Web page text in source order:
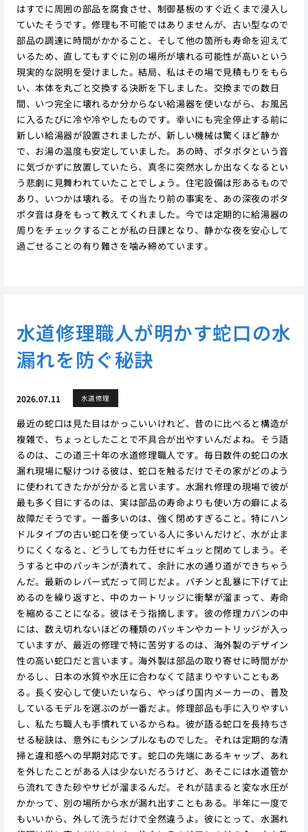
はすでに周囲の部品を腐食させ、制御基板のすぐ近くまで浸入し
ていたそうです。修理も不可能ではありませんが、古い型なので
部品の調達に時間がかかること、そして他の箇所も寿命を迎えて
いるため、直してもすぐに別の場所が壊れる可能性が高いという
現実的な説明を受けました。結局、私はその場で見積もりをもら
い、本体を丸ごと交換する決断を下しました。交換までの数日
間、いつ完全に壊れるか分からない給湯器を使いながら、お風呂
に入るたびに冷や冷やしたものです。幸いにも完全停止する前に
新しい給湯器が設置されましたが、新しい機械は驚くほど静か
で、お湯の温度も安定していました。あの時、ポタポタという音
に気づかずに放置していたら、真冬に突然水しか出なくなるとい
う悲劇に見舞われていたことでしょう。住宅設備は形あるもので
あり、いつかは壊れる。その当たり前の事実を、あの深夜のポタ
ポタ音は身をもって教えてくれました。今では定期的に給湯器の
周りをチェックすることが私の日課となり、静かな夜を安心して
過ごせることの有り難さを噛み締めています。
水道修理職人が明かす蛇口の水
漏れを防ぐ秘訣
2026.07.11 水道修理
最近の蛇口は見た目はかっこいいけれど、昔のに比べると構造が
複雑で、ちょっとしたことで不具合が出やすいんだよね。そう語
るのは、この道三十年の水道修理職人です。毎日数件の蛇口の水
漏れ現場に駆けつける彼は、蛇口を触るだけでその家がどのよう
に使われてきたかが分かると言います。水漏れ修理の現場で彼が
最も多く目にするのは、実は部品の寿命よりも使い方の癖による
故障だそうです。一番多いのは、強く閉めすぎること。特にハン
ドルタイプの古い蛇口を使っている人に多いんだけど、水が止ま
りにくくなると、どうしても力任せにギュッと閉めてしまう。そ
うすると中のパッキンが潰れて、余計に水の通り道ができちゃう
んだ。最新のレバー式だって同じだよ。パチンと乱暴に下げて止
めるのを繰り返すと、中のカートリッジに衝撃が溜まって、寿命
を縮めることになる。彼はそう指摘します。彼の修理カバンの中
には、数え切れないほどの種類のパッキンやカートリッジが入っ
ていますが、最近の修理で特に苦労するのは、海外製のデザイン
性の高い蛇口だと言います。海外製は部品の取り寄せに時間がか
かるし、日本の水質や水圧に合わなくて詰まりやすいこともあ
る。長く安心して使いたいなら、やっぱり国内メーカーの、普及
しているモデルを選ぶのが一番だよ。修理部品も手に入りやすい
し、私たち職人も手慣れているからね。彼が語る蛇口を長持ちさ
せる秘訣は、意外にもシンプルなものでした。それは定期的な清
掃と違和感への早期対応です。蛇口の先端にあるキャップ、あれ
を外したことがある人は少ないだろうけど、あそこには水道管か
ら流れてきた砂やサビが溜まるんだ。それが詰まると変な水圧が
かかって、別の場所から水が漏れ出すこともある。半年に一度で
もいいから、外して洗うだけで全然違うよ。彼にとって、水漏れ